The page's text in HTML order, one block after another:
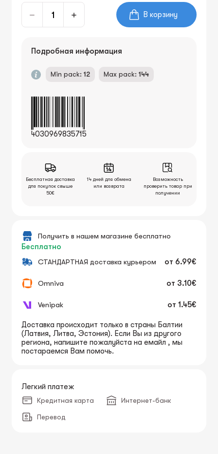
В корзину
Подробная информация
Min pack: 12 Max pack: 144
4030969835715
Бесплатная доставка
для покупок свыше
50€
14 дней для обмена
или возврата
Возможность
проверить товар при
получении
Получить в нашем магазине бесплатно
Бесплатно
СТАНДАРТНАЯ доставка курьером
от 6.99€
Omniva от 3.10€
Venipak от 1.45€
Доставка происходит только в страны Балтии
(Латвия, Литва, Эстония). Если Вы из другого
региона, напишите пожалуйста на емайл , мы
постараемся Вам помочь.
Легкий платеж
Кредитная карта Интернет-банк
Перевод